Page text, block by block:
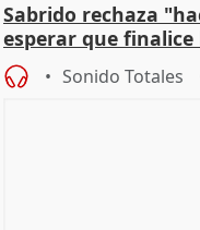
Sabrido rechaza
esperar que
Sonido Totales